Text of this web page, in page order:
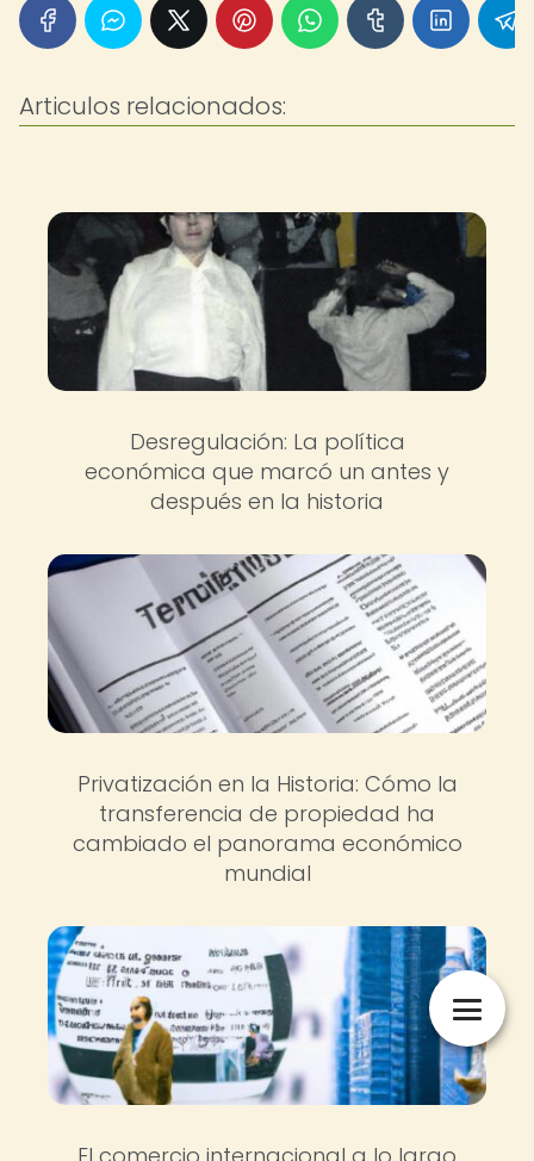
Articulos relacionados:
Desregulación: La política
económica que marcó un antes y
después en la historia
Privatización en la Historia: Cómo la
transferencia de propiedad ha
cambiado el panorama económico
mundial